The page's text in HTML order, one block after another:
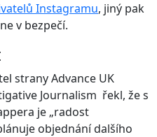
Instagramu, jiný pak
v bezpečí.
strany Advance UK
Journalism řekl, že s
je „radost
objednání dalšího